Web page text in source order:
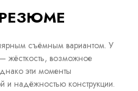
съёмным вариантом. У
жёсткость, возможное
эти моменты
и надёжностью конструкции.